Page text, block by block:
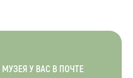
У ВАС В ПОЧТЕ